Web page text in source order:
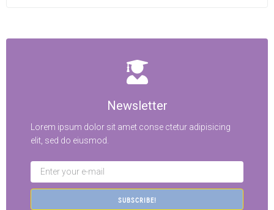
Newsletter
Lorem ipsum dolor sit amet conse ctetur adipisicing
elit, sed do eiusmod.
SUBSCRIBE!